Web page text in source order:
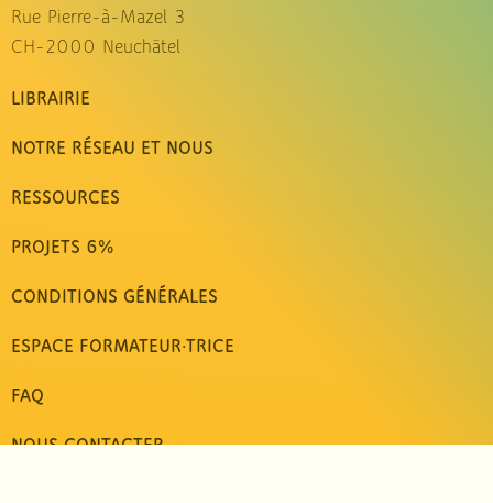
Rue Pierre-à-Mazel 3
CH-2000 Neuchâtel
LIBRAIRIE
NOTRE RÉSEAU ET NOUS
RESSOURCES
PROJETS 6%
CONDITIONS GÉNÉRALES
ESPACE FORMATEUR·TRICE
FAQ
NOUS CONTACTER